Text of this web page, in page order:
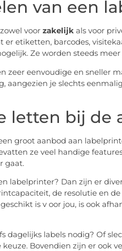
van een
voor zakelijkals voor
er etiketten, barcodes,
Ze worden steeds
zeer eenvoudige en sneller
aangezien je slechts
letten bij de
groot aanbod aan
ze veel handige
gaat.
labelprinter? Dan zijn er
de resolutie en
is v oor jou, is ook
dagelijks labels nodig? Of
Bovendien zijn er ook